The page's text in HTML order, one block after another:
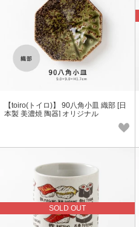
【toiro(トイロ)】 90八角小皿 織部 [日
本製 美濃焼 陶器] オリジナル
SOLD OUT